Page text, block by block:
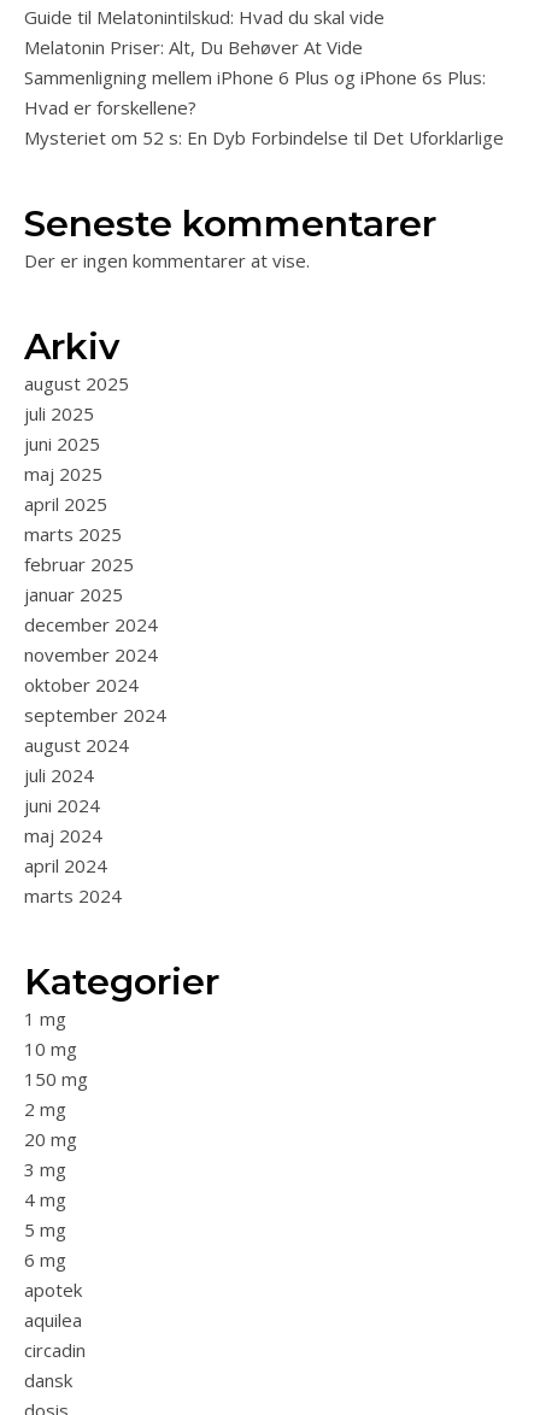
Guide til Melatonintilskud: Hvad du skal vide
Melatonin Priser: Alt, Du Behøver At Vide
Sammenligning mellem iPhone 6 Plus og iPhone 6s Plus:
Hvad er forskellene?
Mysteriet om 52 s: En Dyb Forbindelse til Det Uforklarlige
Seneste kommentarer
Der er ingen kommentarer at vise.
Arkiv
august 2025
juli 2025
juni 2025
maj 2025
april 2025
marts 2025
februar 2025
januar 2025
december 2024
november 2024
oktober 2024
september 2024
august 2024
juli 2024
juni 2024
maj 2024
april 2024
marts 2024
Kategorier
1 mg
10 mg
150 mg
2 mg
20 mg
3 mg
4 mg
5 mg
6 mg
apotek
aquilea
circadin
dansk
dosis